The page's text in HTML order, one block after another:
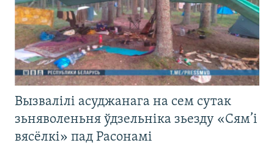
Вызвалілі асуджанага на сем сутак
зьняволеньня ўдзельніка зьезду «Сям’і
вясёлкі» пад Расонамі